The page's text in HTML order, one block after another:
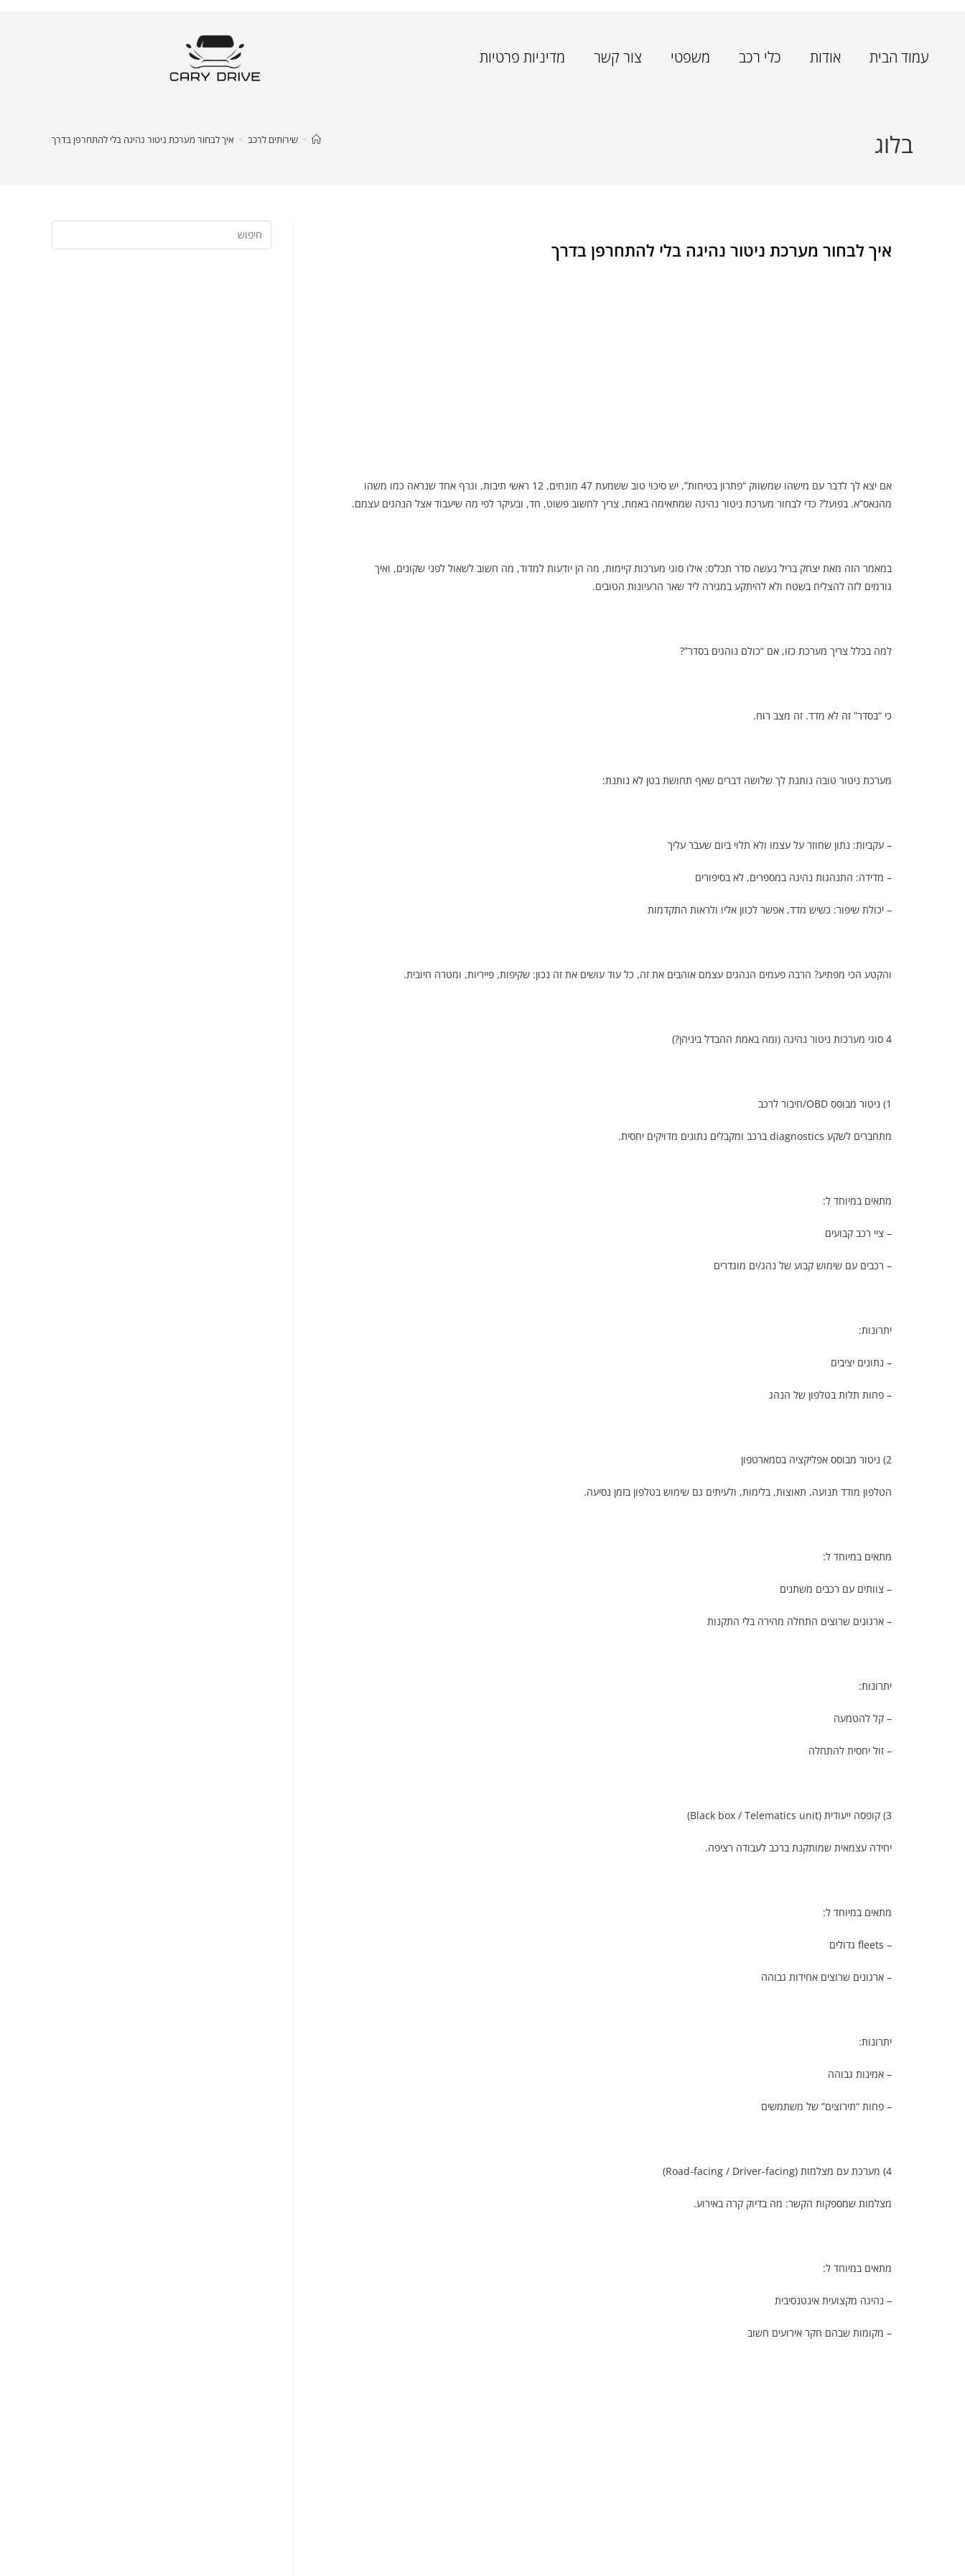
עמוד הבית אודות כלי רכב משפטי צור קשר מדיניות פרטיות
בלוג > שירותים לרכב > איך לבחור מערכת ניטור נהיגה בלי להתחרפן בדרך
איך לבחור מערכת ניטור נהיגה בלי להתחרפן בדרך
אם יצא לך לדבר עם מישהו שמשווק “פתרון בטיחות”, יש סיכוי טוב ששמעת 47 מונחים, 12 ראשי תיבות, וגרף אחד שנראה כמו משהו
מהנאס”א. בפועל? כדי לבחור מערכת ניטור נהיגה שמתאימה באמת, צריך לחשוב פשוט, חד, ובעיקר לפי מה שיעבוד אצל הנהגים עצמם.
במאמר הזה מאת יצחק בריל נעשה סדר תכל’ס: אילו סוגי מערכות קיימות, מה הן יודעות למדוד, מה חשוב לשאול לפני שקונים, ואיך
גורמים לזה להצליח בשטח ולא להיתקע במגירה ליד שאר הרעיונות הטובים.
למה בכלל צריך מערכת כזו, אם “כולם נוהגים בסדר”?
כי “בסדר” זה לא מדד. זה מצב רוח.
מערכת ניטור טובה נותנת לך שלושה דברים שאף תחושת בטן לא נותנת:
– עקביות: נתון שחוזר על עצמו ולא תלוי ביום שעבר עליך
– מדידה: התנהגות נהיגה במספרים, לא בסיפורים
– יכולת שיפור: כשיש מדד, אפשר לכוון אליו ולראות התקדמות
והקטע הכי מפתיע? הרבה פעמים הנהגים עצמם אוהבים את זה, כל עוד עושים את זה נכון: שקיפות, פייריות, ומטרה חיובית.
4 סוגי מערכות ניטור נהיגה (ומה באמת ההבדל ביניהן?)
1) ניטור מבוסס OBD/חיבור לרכב
מתחברים לשקע diagnostics ברכב ומקבלים נתונים מדויקים יחסית.
מתאים במיוחד ל:
– ציי רכב קבועים
– רכבים עם שימוש קבוע של נהג/ים מוגדרים
יתרונות:
– נתונים יציבים
– פחות תלות בטלפון של הנהג
2) ניטור מבוסס אפליקציה בסמארטפון
הטלפון מודד תנועה, תאוצות, בלימות, ולעיתים גם שימוש בטלפון בזמן נסיעה.
מתאים במיוחד ל:
– צוותים עם רכבים משתנים
– ארגונים שרוצים התחלה מהירה בלי התקנות
יתרונות:
– קל להטמעה
– זול יחסית להתחלה
3) קופסה ייעודית (Black box / Telematics unit)
יחידה עצמאית שמותקנת ברכב לעבודה רציפה.
מתאים במיוחד ל:
– fleets גדולים
– ארגונים שרוצים אחידות גבוהה
יתרונות:
– אמינות גבוהה
– פחות “תירוצים” של משתמשים
4) מערכת עם מצלמות (Road-facing / Driver-facing)
מצלמות שמספקות הקשר: מה בדיוק קרה באירוע.
מתאים במיוחד ל:
– נהיגה מקצועית אינטנסיבית
– מקומות שבהם חקר אירועים חשוב